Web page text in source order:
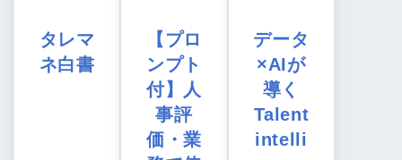
タレマ
ネ白書
【プロ
ンプト
付】人
事評
価・業
データ
×AIが
導く
Talent
intelli